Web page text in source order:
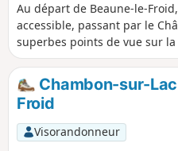
Au départ de Beaune-le-
accessible, passant par le
superbes points de vue sur
et le village de Murol, sur la
Chambon et, plus loin, sur la
Sancy. En dernière partie de
l'emblématique Saint-
pâturages des vaches, et une
par la Rue des Caves.
Chambon-sur-
Froid
Visorandonneur